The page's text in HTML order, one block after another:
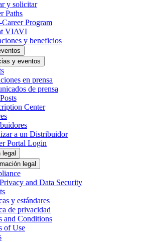
y solicitar
Paths
Program
VIAVI
y beneficios
y eventos
en prensa
de prensa
Center
a un Distribuidor
Portal Login
legal
legal
and Data Security
y estándares
de privacidad
and Conditions
of Use